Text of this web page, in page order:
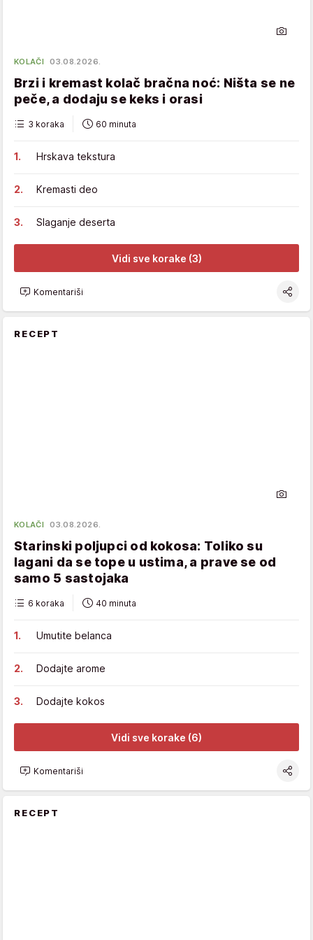
KOLAČI 03.08.2026.
Brzi i kremast kolač bračna noć: Ništa se ne
peče, a dodaju se keks i orasi
3 koraka 60 minuta
Hrskava tekstura
Kremasti deo
Slaganje deserta
Vidi sve korake (3)
Komentariši
RECEPT
KOLAČI 03.08.2026.
Starinski poljupci od kokosa: Toliko su
lagani da se tope u ustima, a prave se od
samo 5 sastojaka
6 koraka 40 minuta
Umutite belanca
Dodajte arome
Dodajte kokos
Vidi sve korake (6)
Komentariši
RECEPT